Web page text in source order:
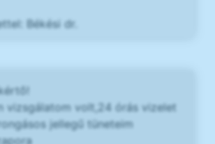
Békési dr.
vizsgálatom volt,24 órás vizelet
jellegű tüneteim